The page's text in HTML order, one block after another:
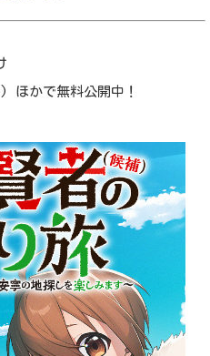
ほかで無料公開中！